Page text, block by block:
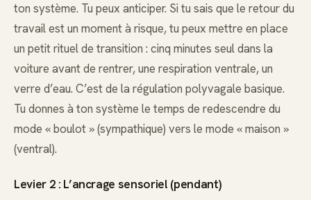
ton système. Tu peux anticiper. Si tu sais que le retour du
travail est un moment à risque, tu peux mettre en place
un petit rituel de transition : cinq minutes seul dans la
voiture avant de rentrer, une respiration ventrale, un
verre d’eau. C’est de la régulation polyvagale basique.
Tu donnes à ton système le temps de redescendre du
mode « boulot » (sympathique) vers le mode « maison »
(ventral).
Levier 2 : L’ancrage sensoriel (pendant)